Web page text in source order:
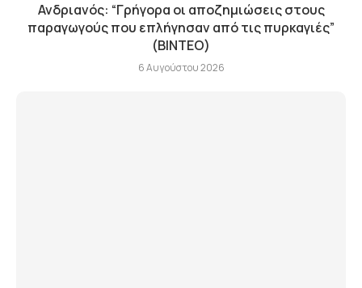
Ανδριανός: “Γρήγορα οι αποζημιώσεις στους
παραγωγούς που επλήγησαν από τις πυρκαγιές”
(BINTEO)
6 Αυγούστου 2026